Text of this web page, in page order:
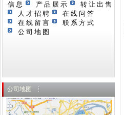
信息
产品展示
转让出售
人才招聘
在线问答
在线留言
联系方式
公司地图
公司地图